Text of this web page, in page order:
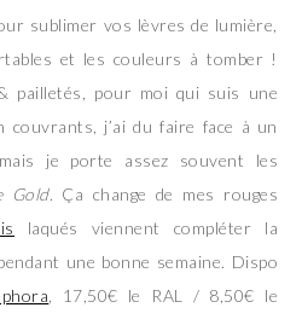
sublimer vos lèvres de lumière,
et les couleurs à tomber !
pailletés, pour moi qui suis une
couvrants, j’ai du faire face à un
je porte assez souvent les
Gold. Ça change de mes rouges
laqués viennent compléter la
une bonne semaine. Dispo
, 17,50€ le RAL / 8,50€ le